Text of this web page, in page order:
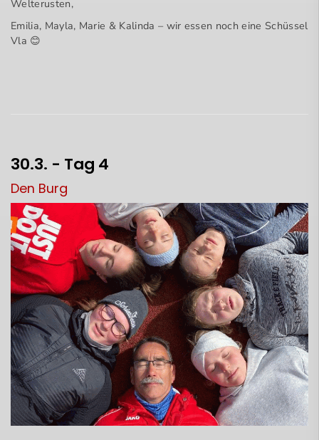
Welterusten,
Emilia, Mayla, Marie & Kalinda – wir essen noch eine Schüssel
Vla 😊
30.3. - Tag 4
Den Burg